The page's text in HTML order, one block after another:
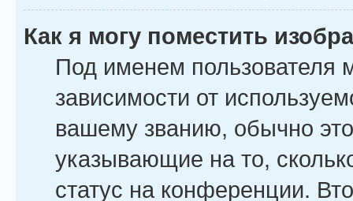
Как я могу поместить
Под именем пользователя
зависимости от
вашему званию, обычно это
указывающие на то,
статус на конференции.